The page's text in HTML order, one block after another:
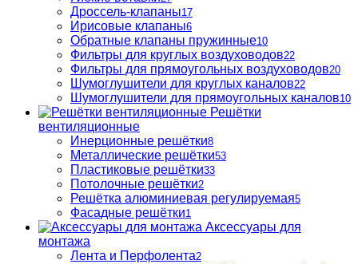
Дроссель-клапаны17
Ирисовые клапаны6
Обратные клапаны пружинные10
Фильтры для круглых воздуховодов22
Фильтры для прямоугольных воздуховодов20
Шумоглушители для круглых каналов22
Шумоглушители для прямоугольных каналов10
Решётки
вентиляционные
Инерционные решётки8
Металлические решётки53
Пластиковые решётки33
Потолочные решётки2
Решётка алюминиевая регулируемая5
Фасадные решётки1
Аксессуары для
монтажа
Лента и Перфолента2